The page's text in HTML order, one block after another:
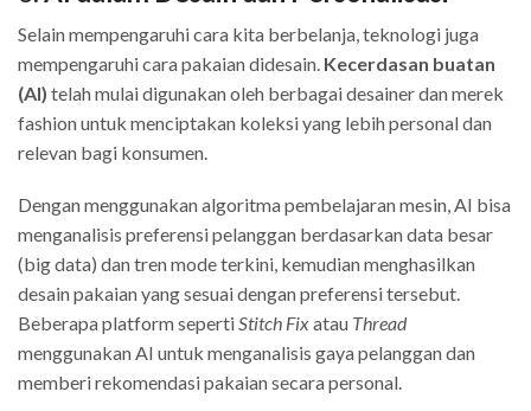
Selain mempengaruhi cara kita berbelanja, teknologi juga
mempengaruhi cara pakaian didesain. Kecerdasan buatan
(AI) telah mulai digunakan oleh berbagai desainer dan merek
fashion untuk menciptakan koleksi yang lebih personal dan
relevan bagi konsumen.
Dengan menggunakan algoritma pembelajaran mesin, AI bisa
menganalisis preferensi pelanggan berdasarkan data besar
(big data) dan tren mode terkini, kemudian menghasilkan
desain pakaian yang sesuai dengan preferensi tersebut.
Beberapa platform seperti Stitch Fixatau Thread
menggunakan AI untuk menganalisis gaya pelanggan dan
memberi rekomendasi pakaian secara personal.